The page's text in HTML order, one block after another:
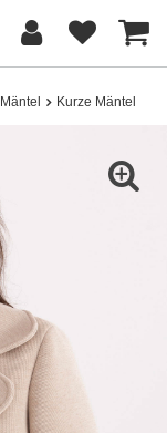
Mäntel Kurze Mäntel